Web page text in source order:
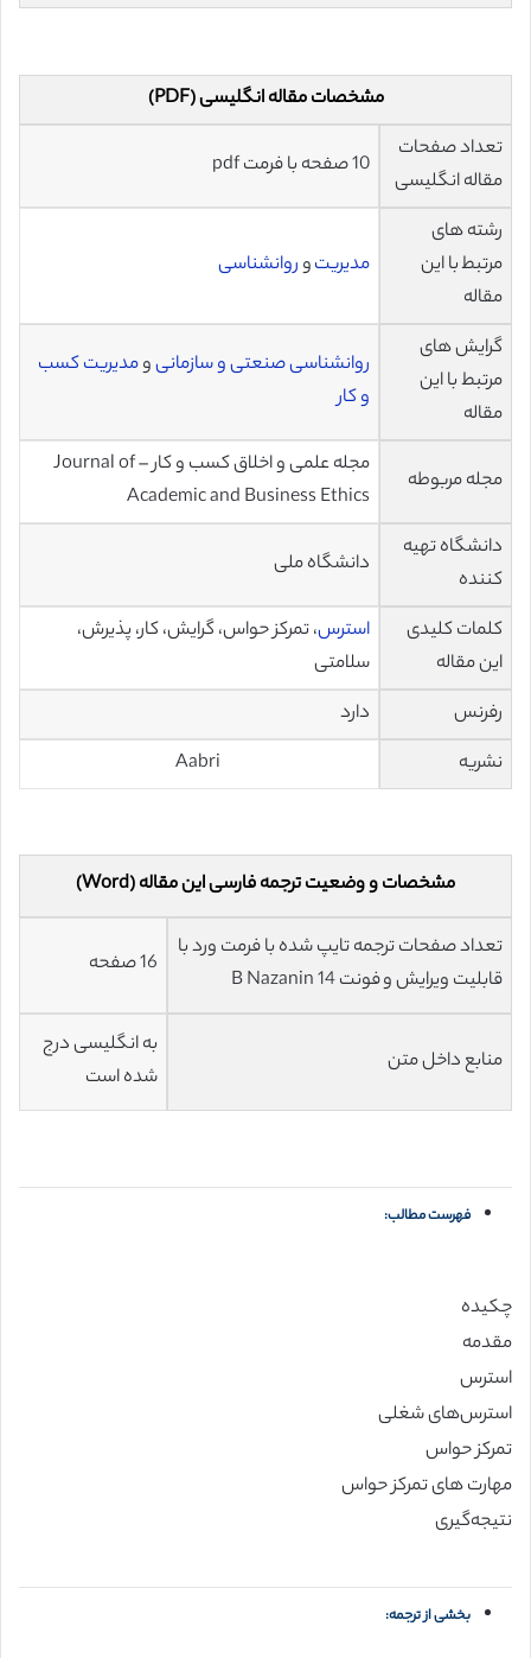
مشخصات مقاله انگلیسی (PDF)
تعداد صفحات
مقاله انگلیسی
10 صفحه با فرمت pdf
رشته های
مرتبط با این
مقاله
مدیریتوروانشناسی
گرایش های
مرتبط با این
مقاله
روانشناسی صنعتی و سازمانیومدیریت کسب
و کار
مجله مربوطه
مجله علمی و اخلاق کسب و کار – Journal of
Academic and Business Ethics
دانشگاه تهیه
کننده
دانشگاه ملی
کلمات کلیدی
این مقاله
استرس، تمرکز حواس، گرایش، کار، پذیرش،
سلامتی
رفرنس
دارد
نشریه
مشخصات و وضعیت ترجمه فارسی این مقاله (Word)
تعداد صفحات ترجمه تایپ شده با فرمت ورد با
قابلیت ویرایش و فونت 14 B Nazanin
16 صفحه
منابع داخل متن
به انگلیسی درج
شده است
فهرست مطالب:
چکیده
مقدمه
استرس
استرس‌های شغلی
تمرکز حواس
مهارت های تمرکز حواس
نتیجه‌گیری
بخشی از ترجمه: